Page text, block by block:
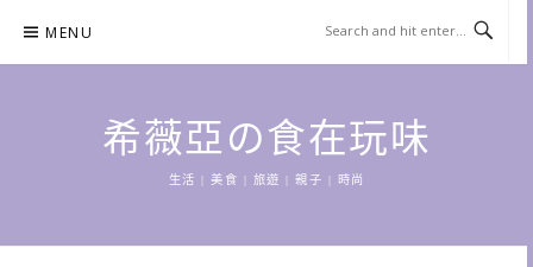
content
MENU
希薇亞の食在玩味
生活 | 美食 | 旅遊 | 親子 | 時尚